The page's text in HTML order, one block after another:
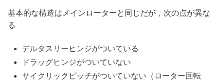
基本的な構造はメインローターと同じだが，次の点が異な
る
デルタスリーヒンジがついている
ドラッグヒンジがついていない
サイクリックピッチがついていない（ローター回転